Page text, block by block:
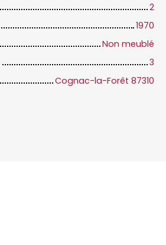
2
1970
Non meublé
3
Cognac-la-Forêt 87310